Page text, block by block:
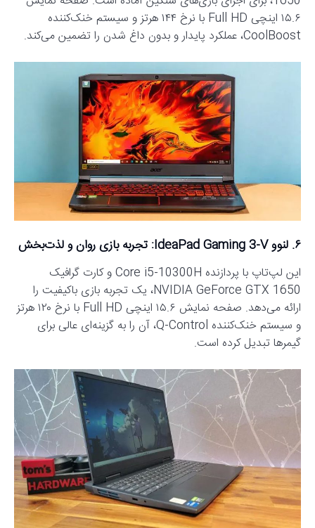
۱۵.۶ اینچی Full HD با نرخ ۱۴۴ هرتز و سیستم خنک‌کننده
CoolBoost، عملکرد پایدار و بدون داغ شدن را تضمین می‌کند.
۶. لنوو IdeaPad Gaming 3-V: تجربه بازی روان و لذت‌بخش
این لپ‌تاپ با پردازنده Core i5-10300H و کارت گرافیک
NVIDIA GeForce GTX 1650، یک تجربه بازی باکیفیت را
ارائه می‌دهد. صفحه نمایش ۱۵.۶ اینچی Full HD با نرخ ۱۲۰ هرتز
و سیستم خنک‌کننده Q-Control، آن را به گزینه‌ای عالی برای
گیمرها تبدیل کرده است.